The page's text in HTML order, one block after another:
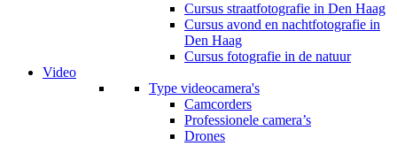
Cursus straatfotografie in Den Haag
Cursus avond en nachtfotografie in
Den Haag
Cursus fotografie in de natuur
Video
Type videocamera's
Camcorders
Professionele camera’s
Drones